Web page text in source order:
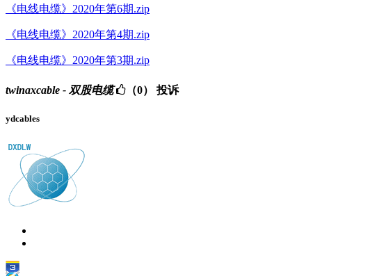
《电线电缆》2020年第6期.zip
《电线电缆》2020年第4期.zip
《电线电缆》2020年第3期.zip
twinaxcable - 双股电缆 （0） 投诉
ydcables